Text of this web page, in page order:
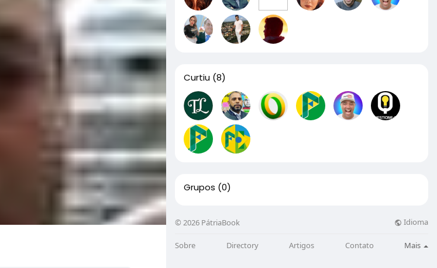
Curtiu (8)
Grupos (0)
© 2026 PátriaBook Idioma
Sobre Directory Artigos Contato Mais